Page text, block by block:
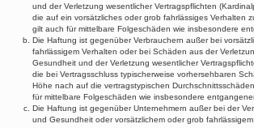
und der Verletzung wesentlicher Vertragspflichten
die auf ein vorsätzliches oder grob fahrlässiges Verhalten
gilt auch für mittelbare Folgeschäden wie insbesondere
Die Haftung ist gegenüber Verbrauchern außer bei
fahrlässigem Verhalten oder bei Schäden aus der
Gesundheit und der Verletzung wesentlicher
die bei Vertragsschluss typischerweise vorhersehbaren
Höhe nach auf die vertragstypischen
für mittelbare Folgeschäden wie insbesondere
Die Haftung ist gegenüber Unternehmern außer bei der
und Gesundheit oder vorsätzlichem oder grob